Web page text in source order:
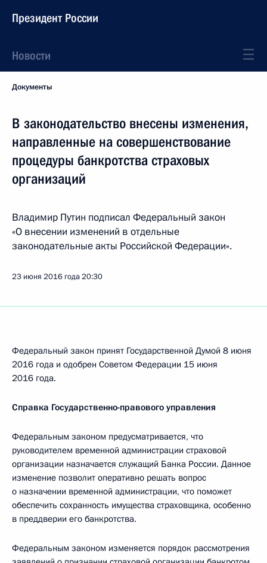
Президент России
Новости
Документы
В законодательство внесены изменения,
направленные на совершенствование
процедуры банкротства страховых
организаций
Владимир Путин подписал Федеральный закон
«О внесении изменений в отдельные
законодательные акты Российской Федерации».
23 июня 2016 года20:30
Федеральный закон принят Государственной Думой 8 июня
2016 года и одобрен Советом Федерации 15 июня
2016 года.
Справка Государственно-правового управления
Федеральным законом предусматривается, что
руководителем временной администрации страховой
организации назначается служащий Банка России. Данное
изменение позволит оперативно решать вопрос
о назначении временной администрации, что поможет
обеспечить сохранность имущества страховщика, особенно
в преддверии его банкротства.
Федеральным законом изменяется порядок рассмотрения